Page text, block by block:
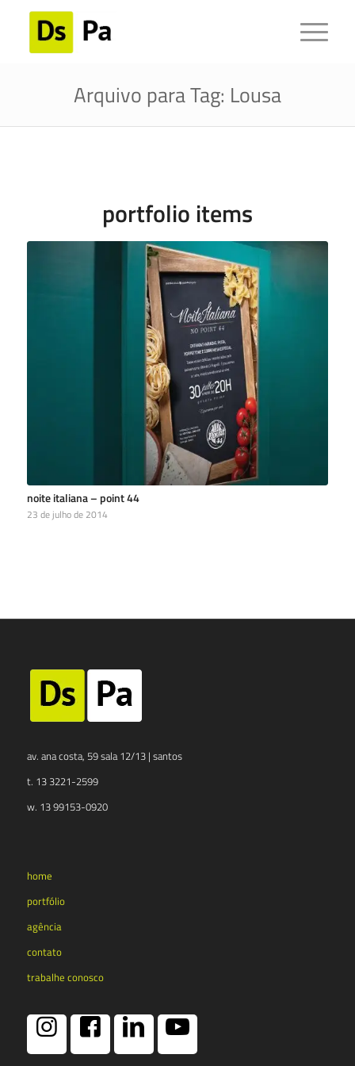
Arquivo para Tag: Lousa
portfolio items
noite italiana – point 44
23 de julho de 2014
av. ana costa, 59 sala 12/13 | santos
t. 13 3221-2599
w. 13 99153-0920
home
portfólio
agência
contato
trabalhe conosco